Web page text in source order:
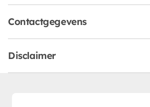
Contactgegevens
Disclaimer